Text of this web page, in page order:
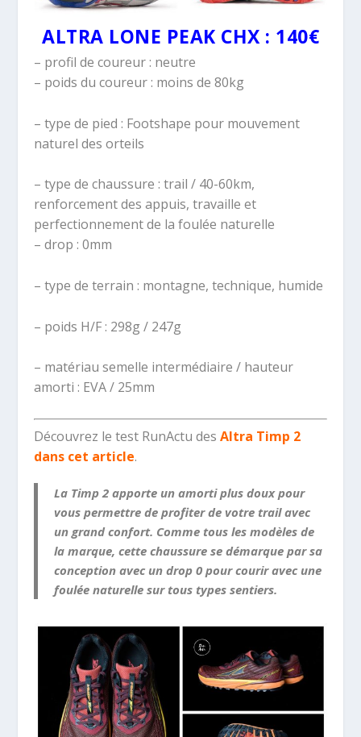
ALTRA LONE PEAK CHX : 140€
– profil de coureur : neutre
– poids du coureur : moins de 80kg
– type de pied : Footshape pour mouvement
naturel des orteils
– type de chaussure : trail / 40-60km,
renforcement des appuis, travaille et
perfectionnement de la foulée naturelle
– drop : 0mm
– type de terrain : montagne, technique, humide
– poids H/F : 298g / 247g
– matériau semelle intermédiaire / hauteur
amorti : EVA / 25mm
Découvrez le test RunActu desAltra Timp 2
dans cet article.
La Timp 2 apporte un amorti plus doux pour
vous permettre de profiter de votre trail avec
un grand confort. Comme tous les modèles de
la marque, cette chaussure se démarque par sa
conception avec un drop 0 pour courir avec une
foulée naturelle sur tous types sentiers.